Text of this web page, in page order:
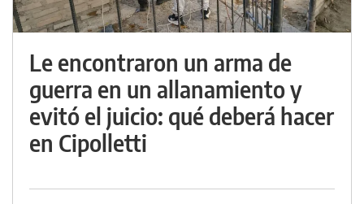
Le encontraron un arma de
guerra en un allanamiento y
evitó el juicio: qué deberá hacer
en Cipolletti